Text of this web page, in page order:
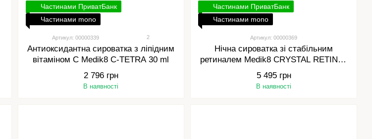
Частинами ПриватБанк
Частинами mono
Артикул: 00000339 2
Антиоксидантна сироватка з ліпідним
вітаміном С Medik8 C-TETRA 30 ml
2 796 грн
В наявності
Частинами ПриватБанк
Частинами mono
Артикул: 00000369
Нічна сироватка зі стабільним
ретиналем Medik8 CRYSTAL RETINAL
10 30 ml
5 495 грн
В наявності